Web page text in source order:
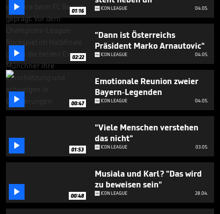
minute,
seconds
 01:16 ICON LEAGUE 04.05.
 02:22
"Dann ist Österreichs
Präsident Marko Arnautovic"
ICON LEAGUE 04.05.
 00:47
Emotionale Reunion zweier
Bayern-Legenden
ICON LEAGUE 04.05.
 01:53
"Viele Menschen verstehen
das nicht"
ICON LEAGUE 03.05.
 00:48
Musiala und Karl? "Das wird
zu beweisen sein"
ICON LEAGUE 28.04.